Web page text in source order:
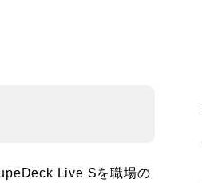
Live Sを職場の